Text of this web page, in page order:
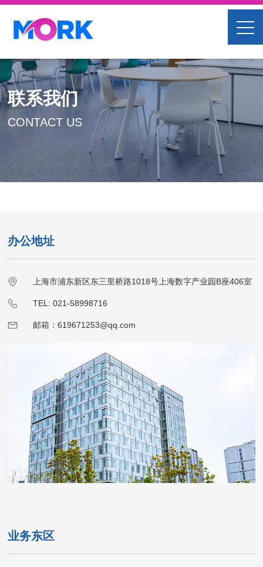
联系我们
CONTACT US
办公地址
上海市浦东新区东三里桥路1018号上海数字产业园B座406室
TEL: 021-58998716
邮箱：619671253@qq.com
业务东区